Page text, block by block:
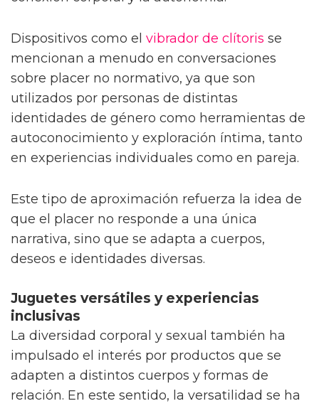
Dispositivos como el vibrador de clítoris se
mencionan a menudo en conversaciones
sobre placer no normativo, ya que son
utilizados por personas de distintas
identidades de género como herramientas de
autoconocimiento y exploración íntima, tanto
en experiencias individuales como en pareja.
Este tipo de aproximación refuerza la idea de
que el placer no responde a una única
narrativa, sino que se adapta a cuerpos,
deseos e identidades diversas.
Juguetes versátiles y experiencias
inclusivas
La diversidad corporal y sexual también ha
impulsado el interés por productos que se
adapten a distintos cuerpos y formas de
relación. En este sentido, la versatilidad se ha